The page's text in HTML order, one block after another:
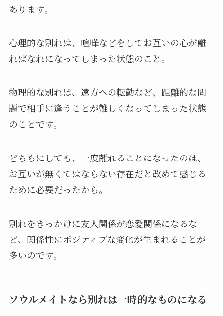
あります。
心理的な別れは、喧嘩などをしてお互いの心が離
ればなれになってしまった状態のこと。
物理的な別れは、遠方への転勤など、距離的な問
題で相手に逢うことが難しくなってしまった状態
のことです。
どちらにしても、一度離れることになったのは、
お互いが無くてはならない存在だと改めて感じる
ために必要だったから。
別れをきっかけに友人関係が恋愛関係になるな
ど、関係性にポジティブな変化が生まれることが
多いのです。
ソウルメイトなら別れは一時的なものになる